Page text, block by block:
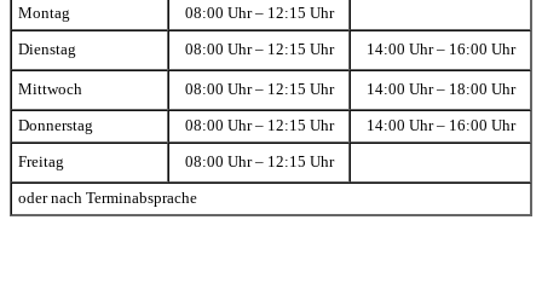
Montag 08:00 Uhr – 12:15 Uhr
Dienstag 08:00 Uhr – 12:15 Uhr 14:00 Uhr – 16:00 Uhr
Mittwoch 08:00 Uhr – 12:15 Uhr 14:00 Uhr – 18:00 Uhr
Donnerstag 08:00 Uhr – 12:15 Uhr 14:00 Uhr – 16:00 Uhr
Freitag 08:00 Uhr – 12:15 Uhr
oder nach Terminabsprache